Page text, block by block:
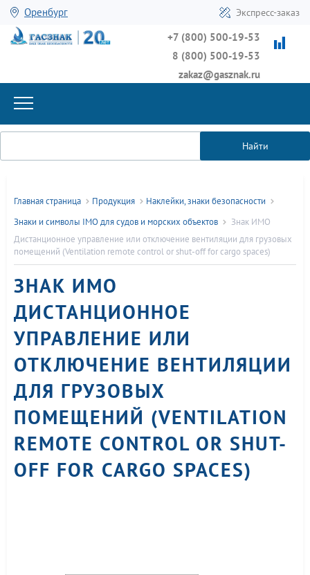
Оренбург Экспресс-заказ
+7 (800) 500-19-53
8 (800) 500-19-53
zakaz@gasznak.ru
Найти
Главная страница Продукция
Наклейки, знаки безопасности
Знаки и символы IMO для судов и морских объектов
Знак ИМО
Дистанционное управление или отключение вентиляции для грузовых
помещений (Ventilation remote control or shut-off for cargo spaces)
ЗНАК ИМО
ДИСТАНЦИОННОЕ
УПРАВЛЕНИЕ ИЛИ
ОТКЛЮЧЕНИЕ ВЕНТИЛЯЦИИ
ДЛЯ ГРУЗОВЫХ
ПОМЕЩЕНИЙ (VENTILATION
REMOTE CONTROL OR SHUT-
OFF FOR CARGO SPACES)